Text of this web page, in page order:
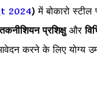
2024) में बोकारो स्टील
प्रशिक्षुऔर
करने के लिए योग्य